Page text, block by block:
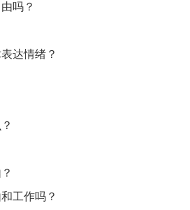
吗？
达情绪？
工作吗？